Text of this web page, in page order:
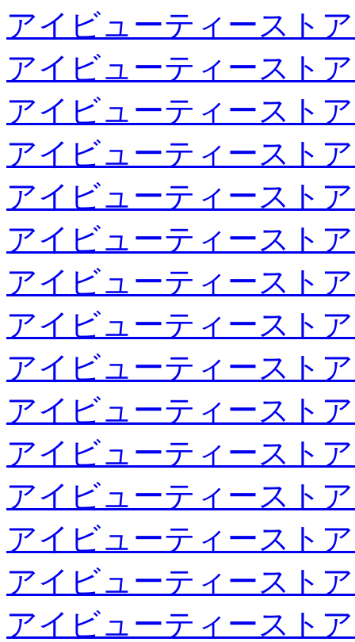
アイビューティースト
アイビューティースト
アイビューティースト
アイビューティースト
アイビューティースト
アイビューティースト
アイビューティースト
アイビューティースト
アイビューティースト
アイビューティースト
アイビューティースト
アイビューティースト
アイビューティースト
アイビューティースト
アイビューティースト